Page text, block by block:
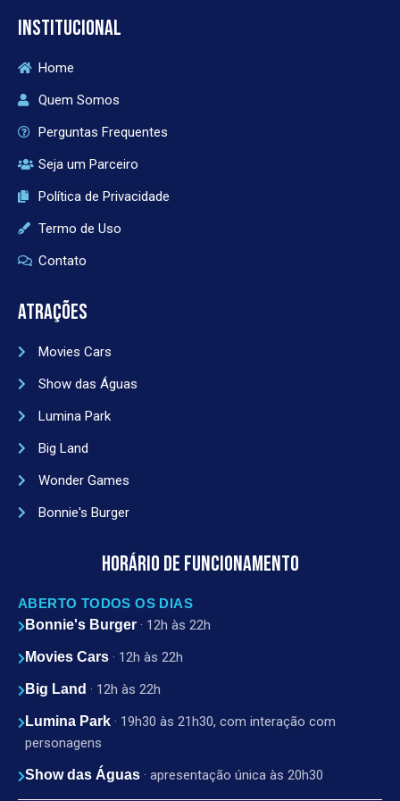
INSTITUCIONAL
Home
Quem Somos
Perguntas Frequentes
Seja um Parceiro
Política de Privacidade
Termo de Uso
Contato
ATRAÇÕES
Movies Cars
Show das Águas
Lumina Park
Big Land
Wonder Games
Bonnie's Burger
HORÁRIO DE FUNCIONAMENTO
ABERTO TODOS OS DIAS
Bonnie's Burger · 12h às 22h
Movies Cars · 12h às 22h
Big Land · 12h às 22h
Lumina Park · 19h30 às 21h30, com interação com
personagens
Show das Águas · apresentação única às 20h30